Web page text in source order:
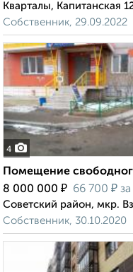
Кварталы, Капитанская
Собственник, 29.09.2022
4
Помещение
8 000 000 ₽ 66 700 ₽
Советский район, мкр.
Собственник, 30.10.2020